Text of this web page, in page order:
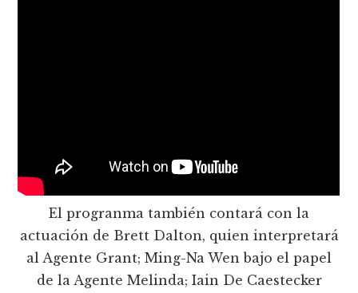
El progranma también contará con la
actuación de Brett Dalton, quien interpretará
al Agente Grant; Ming-Na Wen bajo el papel
de la Agente Melinda; Iain De Caestecker